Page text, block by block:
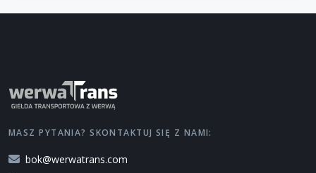
MASZ PYTANIA? SKONTAKTUJ SIĘ Z NAMI:
bok@werwatrans.com